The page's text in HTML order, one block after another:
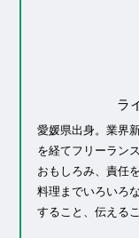
ラ
愛媛県出身。業界
を経てフリーラン
おもしろみ、責任
料理までいろいろ
すること、伝える